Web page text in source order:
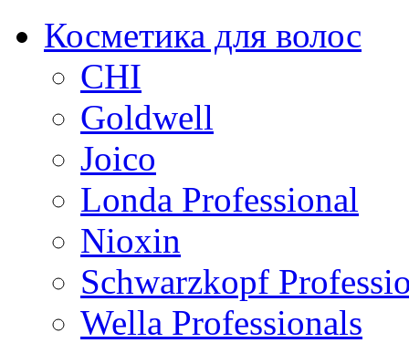
Косметика для волос
CHI
Goldwell
Joico
Londa Professional
Nioxin
Schwarzkopf
Wella Professionals